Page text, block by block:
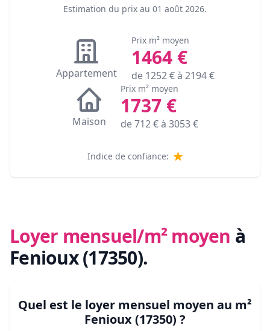
Estimation du prix au 01 août 2026.
Appartement
Prix m² moyen
1464€
de 1252€ à 2194€
Maison
Prix m² moyen
1737€
de712€ à 3053€
Indice de confiance:
Loyer mensuel/m² moyen à
Fenioux (17350).
Quel est le loyer mensuel moyen au m²
Fenioux (17350) ?